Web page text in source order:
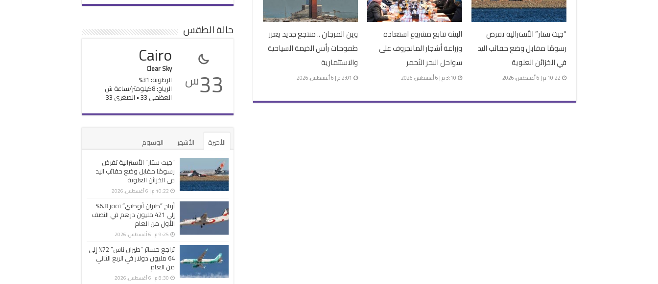
“جيت ستار” الأسترالية تفرض
رسومًا مقابل وضع حقائب اليد
في الخزائن العلوية
10:22 م | 6 أغسطس، 2026
البيئة تتابع مشروع استعادة
وزراعة أشجار المانجروف على
سواحل البحر الأحمر
3:10 م | 6 أغسطس، 2026
وين المرجان .. منتجع جديد يعزز
طموحات رأس الخيمة السياحية
والاستثمارية
2:01 م | 6 أغسطس، 2026
حالة الطقس
33س
Cairo
Clear Sky
الرطوبة: 31%
الرياح: 8كيلومتر/ساعة ش
العظمى 33 • الصغرى 33
الأخيرة الأشهر
الوسوم
“جيت ستار” الأسترالية تفرض
رسومًا مقابل وضع حقائب اليد
في الخزائن العلوية
10:22 م | 6 أغسطس، 2026
أرباح “طيران أبوظبي” تقفز 6.8%
إلي 421 مليون درهم في النصف
الأول من العام
9:25 م | 6 أغسطس، 2026
تراجع خسائر “طيران ناس” 72% إلى
64 مليون دولار في الربع الثاني
من العام
8:30 م | 6 أغسطس، 2026